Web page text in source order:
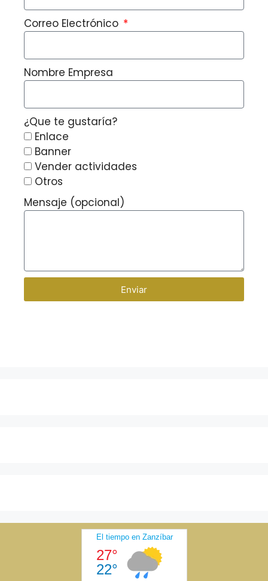
Correo Electrónico
Nombre Empresa
¿Que te gustaría?
Enlace
Banner
Vender actividades
Otros
Mensaje (opcional)
Enviar